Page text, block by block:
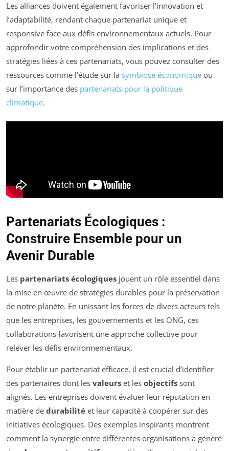
Les alliances doivent également favoriser l’innovation et
l’adaptabilité, rendant chaque partenariat unique et
responsive face aux défis environnementaux actuels. Pour
approfondir votre compréhension des implications et des
stratégies liées à ces partenariats, vous pouvez consulter des
ressources comme l’étude sur la symbiose économique ou
sur l’importance des partenariats pour la politique
climatique.
Partenariats Écologiques :
Construire Ensemble pour un
Avenir Durable
Les partenariats écologiques jouent un rôle essentiel dans
la mise en œuvre de stratégies durables pour la préservation
de notre planète. En unissant les forces de divers acteurs tels
que les entreprises, les gouvernements et les ONG, ces
collaborations favorisent une approche collective pour
relever les défis environnementaux.
Pour établir un partenariat efficace, il est crucial d’identifier
des partenaires dont les valeurs et les objectifs sont
alignés. Les entreprises doivent évaluer leur réputation en
matière de durabilité et leur capacité à coopérer sur des
initiatives écologiques. Des exemples inspirants montrent
comment la synergie entre différentes organisations a généré